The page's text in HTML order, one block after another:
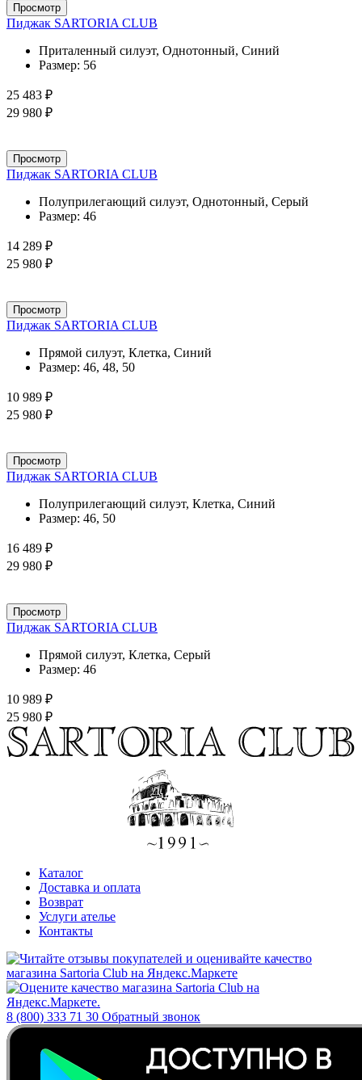
Просмотр
Пиджак SARTORIA CLUB
Приталенный силуэт, Однотонный, Синий
Размер: 56
25 483 ₽
29 980 ₽
Просмотр
Пиджак SARTORIA CLUB
Полуприлегающий силуэт, Однотонный, Серый
Размер: 46
14 289 ₽
25 980 ₽
Просмотр
Пиджак SARTORIA CLUB
Прямой силуэт, Клетка, Синий
Размер: 46, 48, 50
10 989 ₽
25 980 ₽
Просмотр
Пиджак SARTORIA CLUB
Полуприлегающий силуэт, Клетка, Синий
Размер: 46, 50
16 489 ₽
29 980 ₽
Просмотр
Пиджак SARTORIA CLUB
Прямой силуэт, Клетка, Серый
Размер: 46
10 989 ₽
25 980 ₽
Каталог
Доставка и оплата
Возврат
Услуги ателье
Контакты
8 (800) 333 71 30 Обратный звонок